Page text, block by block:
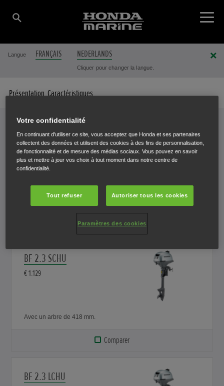
Langue FRANÇAIS NEDERLANDS
Cliquer pour changer la langue.
Présentation Caractéristiques
Caractéristiques
VOTRE MOTEUR EN DÉTAIL
Sélectionnez un moteur pour afficher ses caractéristiques.
BF 2.3 SCHU
€ 1.129
Avec un arbre de 418 mm.
Comparer
BF 2.3 LCHU
Votre confidentialité
En continuant d'utiliser ce site, vous acceptez que Honda et ses partenaires
collectent des données et utilisent des cookies à des fins de personnalisation,
de fonctionnalité et de mesure des médias sociaux. Vous pouvez en savoir
plus et mettre à jour vos choix à tout moment dans notre centre de
confidentialité.
Tout refuser Autoriser tous les cookies
Paramètres des cookies